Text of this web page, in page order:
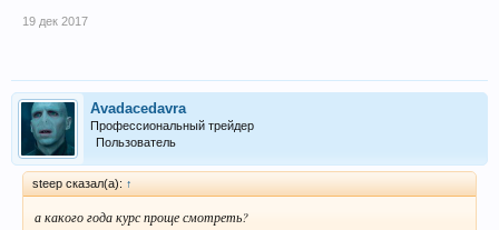
19 дек 2017
Avadacedavra
Профессиональный трейдер
Пользователь
steep сказал(а): ↑
а какого года курс проще смотреть?